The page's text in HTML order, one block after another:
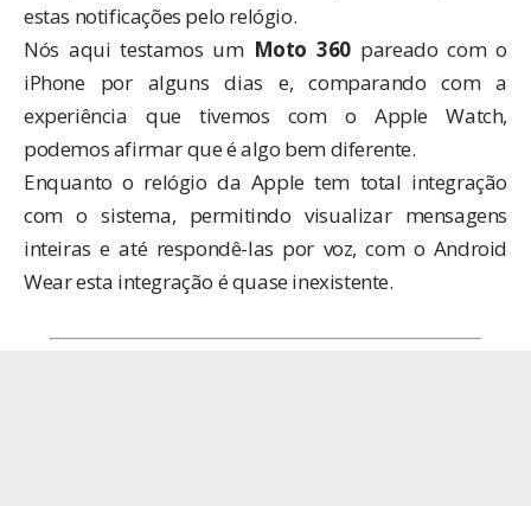
estas notificações pelo relógio.
Nós aqui testamos um Moto 360 pareado com o
iPhone por alguns dias e, comparando com a
experiência que tivemos com o Apple Watch,
podemos afirmar que é algo bem diferente.
Enquanto o relógio da Apple tem total integração
com o sistema, permitindo visualizar mensagens
inteiras e até respondê-las por voz, com o Android
Wear esta integração é quase inexistente.